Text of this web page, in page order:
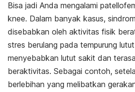
Bisa jadi Anda mengalami
knee. Dalam banyak kasus,
disebabkan oleh aktivitas fisik
stres berulang pada tempurung
menyebabkan lutut sakit dan
beraktivitas. Sebagai contoh,
berlebihan yang melibatkan